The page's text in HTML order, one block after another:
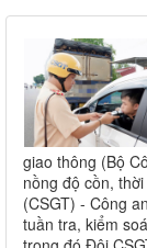
giao thông (Bộ
nồng độ cồn,
(CSGT) - Công
tuần tra, kiểm